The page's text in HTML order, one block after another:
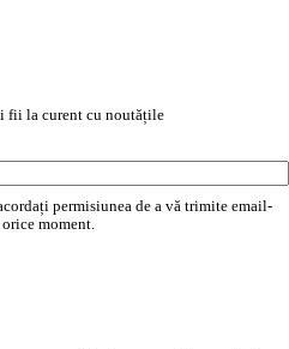
fii la curent cu noutățile
permisiunea de a vă trimite email-
moment.